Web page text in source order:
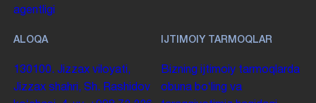
agentligi
ALOQA
130100. Jizzax viloyati,
Jizzax shahri, Sh. Rashidov
IJTIMOIY TARMOQLAR
Bizning ijtimoiy tarmoqlarda
obuna boʻling va